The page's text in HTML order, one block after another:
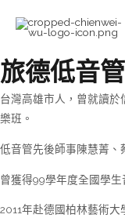
要
內
容
旅德低音
台灣高雄市人，曾就讀
樂班。
低音管先後師事陳慧菁、
曾獲得99學年度全國學
2011年赴德國柏林藝術大